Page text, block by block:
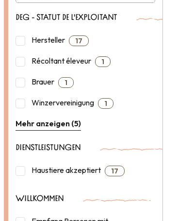
DEG - STATUT DE L'EXPLOITANT
Hersteller 17
Récoltant éleveur 1
Brauer 1
Winzervereinigung 1
Mehr anzeigen (5)
DIENSTLEISTUNGEN
Haustiere akzeptiert 17
WILLKOMMEN